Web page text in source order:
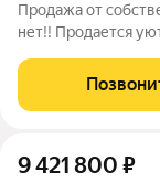
Продажа от
нет!! Продается
1974 года
на Ленинский парк
9 421 800 ₽